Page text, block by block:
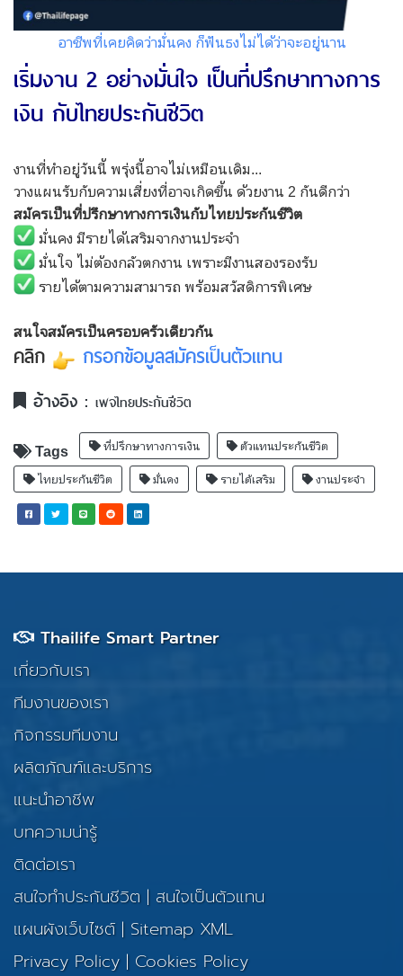
อาชีพที่เคยคิดว่ามั่นคง ก็ฟันธงไม่ได้ว่าจะอยู่นาน
เริ่มงาน 2 อย่างมั่นใจ เป็นที่ปรึกษาทางการ
เงิน กับไทยประกันชีวิต
งานที่ทำอยู่วันนี้ พรุ่งนี้อาจไม่เหมือนเดิม...
วางแผนรับกับความเสี่ยงที่อาจเกิดขึ้น ด้วยงาน 2 กันดีกว่า
สมัครเป็นที่ปรึกษาทางการเงินกับไทยประกันชีวิต
มั่นคง มีรายได้เสริมจากงานประจำ
มั่นใจ ไม่ต้องกลัวตกงาน เพราะมีงานสองรองรับ
รายได้ตามความสามารถ พร้อมสวัสดิการพิเศษ
สนใจสมัครเป็นครอบครัวเดียวกัน
คลิก กรอกข้อมูลสมัครเป็นตัวแทน
อ้างอิง :เพจไทยประกันชีวิต
Tags ที่ปรึกษาทางการเงิน ตัวแทนประกันชีวิต
ไทยประกันชีวิต มั่นคง รายได้เสริม งานประจำ
Thailife Smart Partner
เกี่ยวกับเรา
ทีมงานของเรา
กิจกรรมทีมงาน
ผลิตภัณฑ์และบริการ
แนะนำอาชีพ
บทความน่ารู้
ติดต่อเรา
สนใจทำประกันชีวิต | สนใจเป็นตัวแทน
แผนผังเว็บไซต์| Sitemap XML
Privacy Policy | Cookies Policy